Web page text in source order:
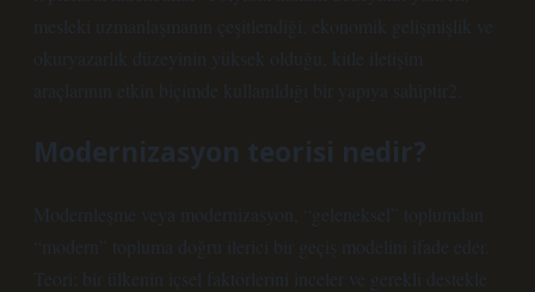
mesleki uzmanlaşmanın çeşitlendiği, ekonomik gelişmişlik ve
okuryazarlık düzeyinin yüksek olduğu, kitle iletişim
araçlarının etkin biçimde kullanıldığı bir yapıya sahiptir2.
Modernizasyon teorisi nedir?
Modernleşme veya modernizasyon, “geleneksel” toplumdan
“modern” topluma doğru ilerici bir geçiş modelini ifade eder.
Teori; bir ülkenin içsel faktörlerini inceler ve gerekli destekle